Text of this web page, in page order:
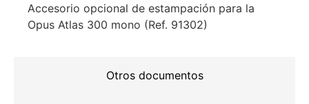
Otros documentos
Accesorio opcional de estampación para la
Opus Atlas 300 mono (Ref. 91302)